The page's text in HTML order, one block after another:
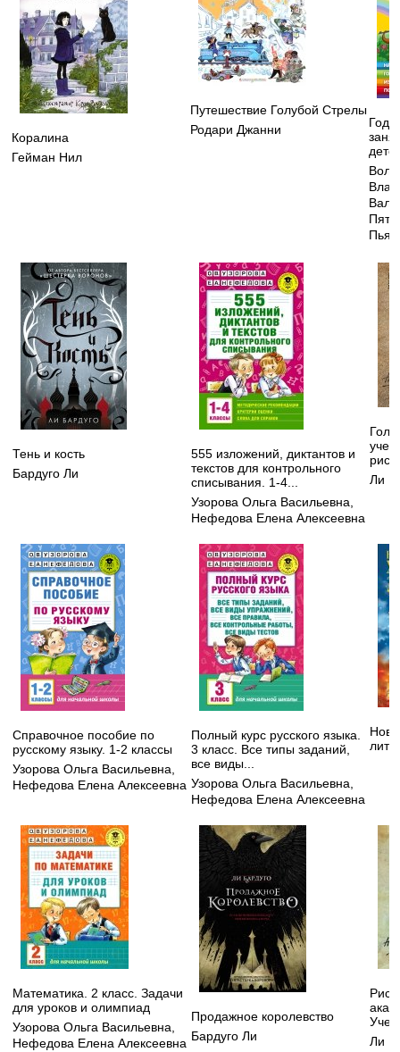
Коралина
Гейман Нил
Путешествие Голубой Стрелы
Родари Джанни
Тень и кость
Бардуго Ли
555 изложений, диктантов и
текстов для контрольного
списывания. 1-4...
Узорова Ольга Васильевна,
Нефедова Елена Алексеевна
Ли
Справочное пособие по
русскому языку. 1-2 классы
Узорова Ольга Васильевна,
Нефедова Елена Алексеевна
Полный курс русского языка.
3 класс. Все типы заданий,
все виды...
Узорова Ольга Васильевна,
Нефедова Елена Алексеевна
Математика. 2 класс. Задачи
для уроков и олимпиад
Узорова Ольга Васильевна,
Нефедова Елена Алексеевна
Продажное королевство
Бардуго Ли
Ли